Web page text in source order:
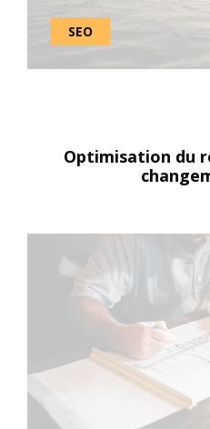
SEO
Optimisation du